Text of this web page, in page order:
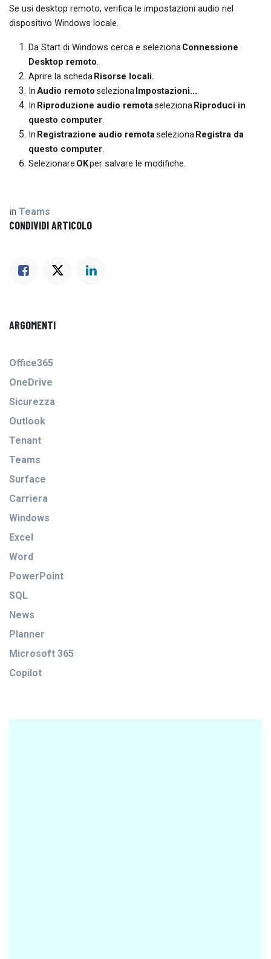
Se usi desktop remoto, verifica le impostazioni audio nel
dispositivo Windows locale.
Da Start di Windows cerca e selezionaConnessione
Desktop remoto.
Aprire la schedaRisorse locali.
InAudio remotoselezionaImpostazioni....
In Riproduzione audio remotaselezionaRiproduci in
questo computer.
In Registrazione audio remotaselezionaRegistra da
questo computer.
Selezionare OKper salvare le modifiche.
in Teams
CONDIVIDI ARTICOLO
ARGOMENTI
Office365
OneDrive
Sicurezza
Outlook
Tenant
Teams
Surface
Carriera
Windows
Excel
Word
PowerPoint
SQL
News
Planner
Microsoft 365
Copilot